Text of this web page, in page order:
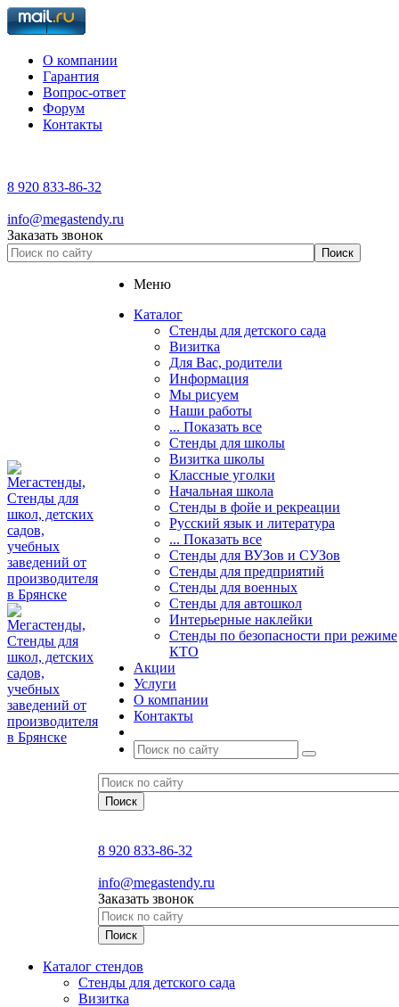
О компании
Гарантия
Вопрос-ответ
Форум
Контакты
8 920 833-86-32
info@megastendy.ru
Заказать звонок
Меню
Каталог
Стенды для детского сада
Визитка
Для Вас, родители
Информация
Мы рисуем
Наши работы
... Показать все
Стенды для школы
Визитка школы
Классные уголки
Начальная школа
Стенды в фойе и рекреации
Русский язык и литература
... Показать все
Стенды для ВУЗов и СУЗов
Стенды для предприятий
Стенды для военных
Стенды для автошкол
Интерьерные наклейки
Стенды по безопасности при режиме
КТО
Акции
Услуги
О компании
Контакты
8 920 833-86-32
info@megastendy.ru
Заказать звонок
Каталог стендов
Стенды для детского сада
Визитка